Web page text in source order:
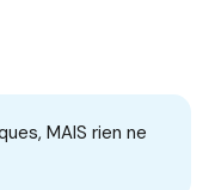
MAIS rien ne